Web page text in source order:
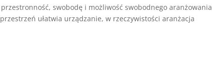
swobodę i możliwość swobodnego aranżowania
ułatwia urządzanie, w rzeczywistości aranżacja